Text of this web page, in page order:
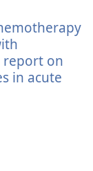
窗）
report on
in acute